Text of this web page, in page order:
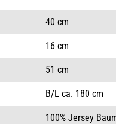
40 cm
16 cm
51 cm
B/L ca. 180 cm
100% Jersey